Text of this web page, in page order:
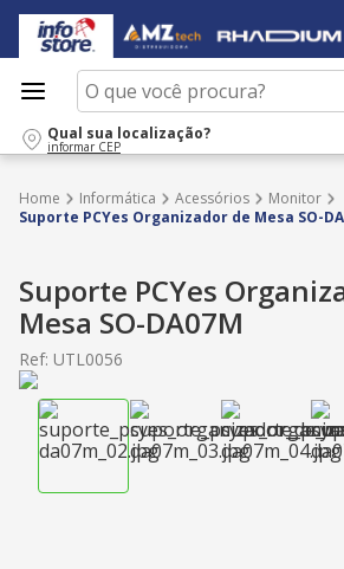
O que você procura?
Qual sua localização?
informar CEP
Informática Acessórios
Monitor
Suporte PCYes Organizador de Mesa SO-
Suporte PCYes
Mesa SO-DA07M
Ref: UTL0056